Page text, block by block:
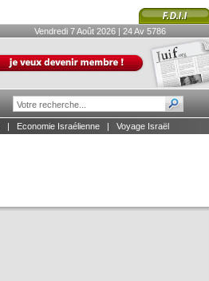
Vendredi 7 Août 2026 | 24 Av 5786
| Economie Israélienne| Voyage Israël